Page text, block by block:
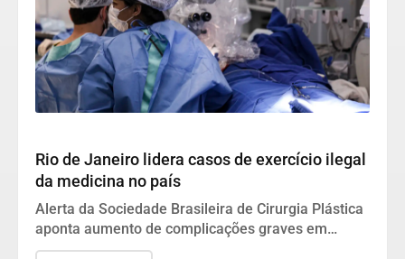
Rio de Janeiro lidera casos de exercício ilegal
da medicina no país
Alerta da Sociedade Brasileira de Cirurgia Plástica
aponta aumento de complicações graves em
procedimentos estéticos feitos por não médicos.